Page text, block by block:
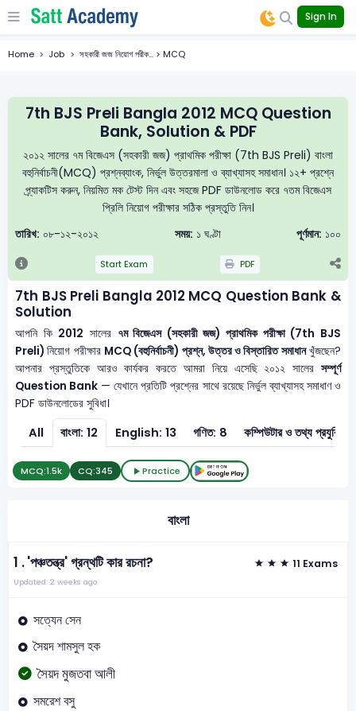
Sign In
Home Job সহকারী জজ নিয়োগ পরীক... > MCQ
7th BJS Preli Bangla 2012 MCQ Question
Bank, Solution & PDF
২০১২ সালের ৭ম বিজেএস (সহকারী জজ) প্রাথমিক পরীক্ষা (7th BJS Preli) বাংলা
বহুনির্বাচনী(MCQ) প্রশ্নব্যাংক, নির্ভুল উত্তরমালা ও ব্যাখ্যাসহ সমাধান। ১২+ প্রশ্নে
প্র্যাকটিস করুন, নিয়মিত মক টেস্ট দিন এবং সহজে PDF ডাউনলোড করে ৭তম বিজেএস
প্রিলি নিয়োগ পরীক্ষার সঠিক প্রস্তুতি নিন।
তারিখ: ০৮-১২-২০১২ সময়: ১ ঘণ্টা পূর্ণমান: ১০০
Start Exam PDF
7th BJS Preli Bangla 2012 MCQ Question Bank &
Solution
আপনি কি 2012 সালের ৭ম বিজেএস (সহকারী জজ) প্রাথমিক পরীক্ষা (7th BJS
Preli)নিয়োগ পরীক্ষার MCQ (বহুনির্বাচনী) প্রশ্ন, উত্তর ও বিস্তারিত সমাধানখুঁজছেন?
আপনার প্রস্তুতিকে আরও কার্যকর করতে আমরা নিয়ে এসেছি ২০১২ সালের সম্পূর্ণ
Question Bank — যেখানে প্রতিটি প্রশ্নের সাথে রয়েছে নির্ভুল ব্যাখ্যাসহ সমাধাণ ও
PDF ডাউনলোডের সুবিধা।
All বাংলা: 12 English: 13 গণিত: 8 কম্পিউটার ও
MCQ:1.5k CQ:345 Practice
বাংলা
1 .'পঞ্চতন্ত্র' গ্রন্থটি কার রচনা? 11 Exams
Updated: 2 weeks ago
সত্যেন সেন
সৈয়দ শামসুল হক
সৈয়দ মুজতবা আলী
সমরেশ বসু